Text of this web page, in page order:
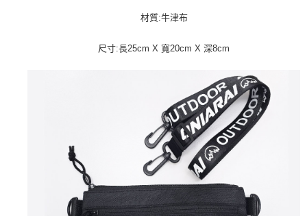
2.透過簡訊連結打開帳單後，可選擇「超商條碼／台灣大直營門市／銀行轉
用戶於交易時，得透過本服務購買商品或服務，並由商店將買賣／分期付款
買賣價金債權讓與本公司後，依約使用本公司帳單繳交帳款。
2.基於同意付款使用「大哥付你分期」之契約關係目的，商店將以您的個人
資料（包含姓名、電話或地址）提供予台灣大哥大進項蒐集、處理及利用，
由本公司與您本人進行分期帳單所需資料之確認、核對及更正。
3.完整用戶服務條款，請詳閱以下連結：https://oppay.tw/userRule
結帳頁面，進行簡訊認證並確認金額後，即可完成結帳。
３．收到繳費通知簡訊後14天內，點擊此簡訊中的連結，可透過四大超商／
購買商品的店家。未經商家同意取消之訂單仍視為有效，需透過AFTEE先享
※ 交易是否成功請以「AFTEE先享後付 」之結帳頁面顯示為準，若有關於
是否繳費成功／繳費後需取消欲退款等相關疑問，請聯繫「AFTEE先享後付
https://netprotections.freshdesk.com/support/home
１．透過由恩沛科技股份有限公司提供之「AFTEE先享後付」服務完成之交
易，需依本服務之必要範圍內提供個人資料，並將交易相關給付款項請求債
權轉讓予恩沛科技股份有限公司。
２．關於個人資料處理事宜，請瀏覽以下網址：
每筆NT$60，滿NT$3,000(含以上)免運費
7-11取貨付款
每筆NT$80，滿NT$3,000(含以上)免運費
付款後7-11取貨
每筆NT$80，滿NT$3,000(含以上)免運費
材質:牛津布
尺寸:長25cm X 寬20cm X 深8cm